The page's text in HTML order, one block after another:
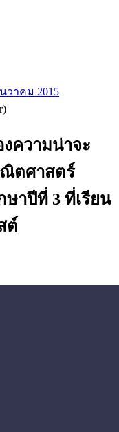
วาคม 2015
ความน่าจะ
ณิตศาสตร์
าปีที่ 3 ที่เรียน
ต์